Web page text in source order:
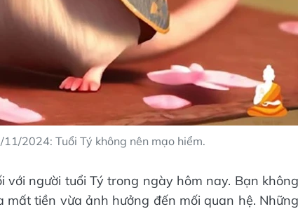
2024: Tuổi Tý không nên mạo hiểm.
người tuổi Tý trong ngày hôm nay. Bạn không
tiền vừa ảnh hưởng đến mối quan hệ. Những